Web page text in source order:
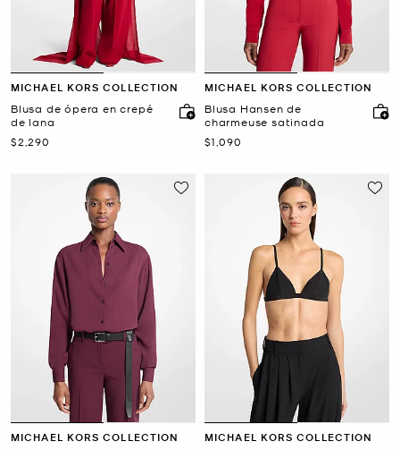
MICHAEL KORS COLLECTION
Blusa de ópera en crepé
de lana
Ahora
$2,290
MICHAEL KORS COLLECTION
Blusa Hansen de
charmeuse satinada
Ahora
$1,090
MICHAEL KORS COLLECTION MICHAEL KORS COLLECTION